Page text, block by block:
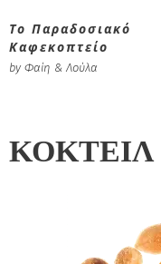
Το Παραδοσιακό
Καφεκοπτείο
by Φαίη & Λούλα
ΚΟΚΤΕΙΛ